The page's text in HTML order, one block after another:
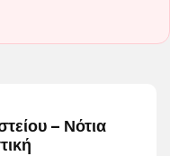
– Νότια